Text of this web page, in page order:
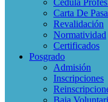
Cédula
Carta De
Revalidación
Normatividad
Certificados
Posgrado
Admisión
Inscripciones